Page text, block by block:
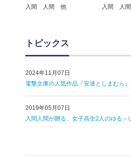
入間 人間 他
入間 人
トピックス
2024年11月07日
電撃文庫の人気作品『安達としまむら
2019年05月07日
入間人間が贈る、女子高生2人のゆる～